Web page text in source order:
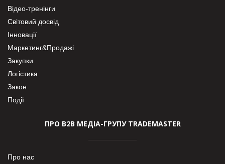
Відео-тренінги
Світовий досвід
Інновації
Маркетинг&Продажі
Закупки
Логістика
Закон
Події
ПРО В2В МЕДІА-ГРУПУ TRADEMASTER
Про нас